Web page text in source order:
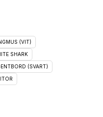
(VIT)
SHARK
(SVART)